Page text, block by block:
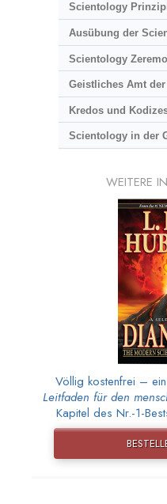
Scientology
Ausübung der
Scientology
Geistliches Amt
Kredos und
Scientology in der
WEITERE
Völlig kostenfrei –
Leitfaden für den
Kapitel des Nr.-1-